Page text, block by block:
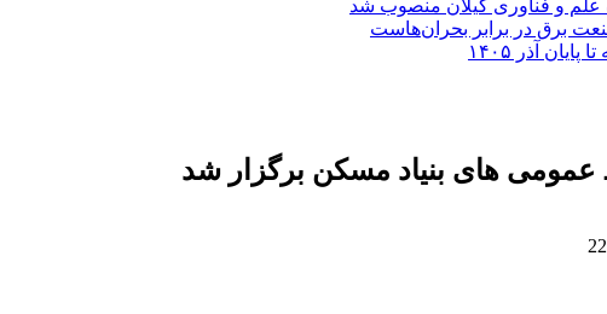
و فناوری گیلان منصوب شد
برق در برابر بحران‌هاست
آذر ۱۴۰۵
های بنیاد مسکن برگزار شد